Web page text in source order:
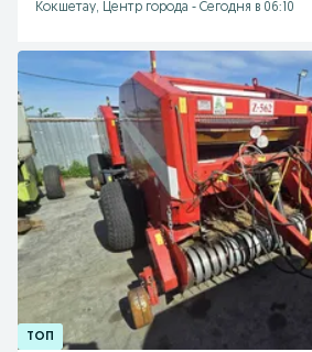
Кокшетау, Центр города - Сегодня в 06:10